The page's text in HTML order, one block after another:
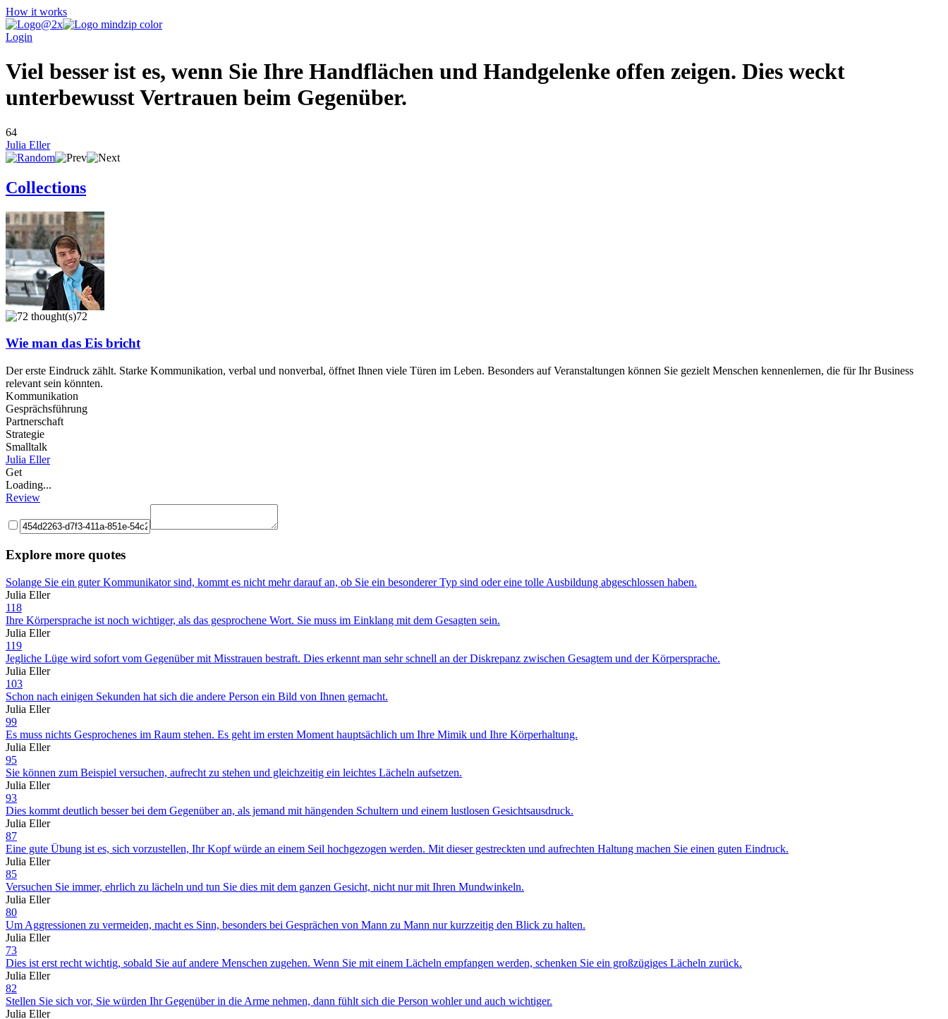
How it works
Login
Viel besser ist es, wenn Sie Ihre Handflächen und Handgelenke offen zeigen. Dies weckt
unterbewusst Vertrauen beim Gegenüber.
64
Julia Eller
Collections
72
Wie man das Eis bricht
Der erste Eindruck zählt. Starke Kommunikation, verbal und nonverbal, öffnet Ihnen viele Türen im Leben. Besonders auf Veranstaltungen können Sie gezielt Menschen kennenlernen, die für Ihr Business
relevant sein könnten.
Kommunikation
Gesprächsführung
Partnerschaft
Strategie
Smalltalk
Julia Eller
Get
Loading...
Review
Explore more quotes
Solange Sie ein guter Kommunikator sind, kommt es nicht mehr darauf an, ob Sie ein besonderer Typ sind oder eine tolle Ausbildung abgeschlossen haben.
Julia Eller
118
Ihre Körpersprache ist noch wichtiger, als das gesprochene Wort. Sie muss im Einklang mit dem Gesagten sein.
Julia Eller
119
Jegliche Lüge wird sofort vom Gegenüber mit Misstrauen bestraft. Dies erkennt man sehr schnell an der Diskrepanz zwischen Gesagtem und der Körpersprache.
Julia Eller
103
Schon nach einigen Sekunden hat sich die andere Person ein Bild von Ihnen gemacht.
Julia Eller
99
Es muss nichts Gesprochenes im Raum stehen. Es geht im ersten Moment hauptsächlich um Ihre Mimik und Ihre Körperhaltung.
Julia Eller
95
Sie können zum Beispiel versuchen, aufrecht zu stehen und gleichzeitig ein leichtes Lächeln aufsetzen.
Julia Eller
93
Dies kommt deutlich besser bei dem Gegenüber an, als jemand mit hängenden Schultern und einem lustlosen Gesichtsausdruck.
Julia Eller
87
Eine gute Übung ist es, sich vorzustellen, Ihr Kopf würde an einem Seil hochgezogen werden. Mit dieser gestreckten und aufrechten Haltung machen Sie einen guten Eindruck.
Julia Eller
85
Versuchen Sie immer, ehrlich zu lächeln und tun Sie dies mit dem ganzen Gesicht, nicht nur mit Ihren Mundwinkeln.
Julia Eller
80
Um Aggressionen zu vermeiden, macht es Sinn, besonders bei Gesprächen von Mann zu Mann nur kurzzeitig den Blick zu halten.
Julia Eller
73
Dies ist erst recht wichtig, sobald Sie auf andere Menschen zugehen. Wenn Sie mit einem Lächeln empfangen werden, schenken Sie ein großzügiges Lächeln zurück.
Julia Eller
82
Stellen Sie sich vor, Sie würden Ihr Gegenüber in die Arme nehmen, dann fühlt sich die Person wohler und auch wichtiger.
Julia Eller